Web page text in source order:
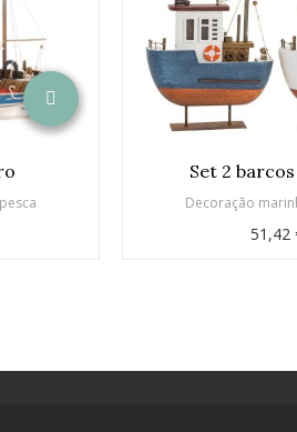
Set 2
Decoração
51,42